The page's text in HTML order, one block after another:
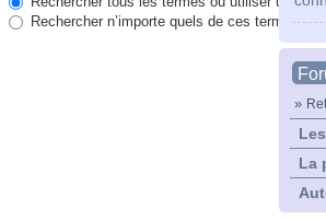
»
La
Rechercher n’importe quels de ces termes